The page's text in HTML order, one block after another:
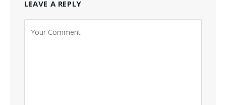
LEAVE A REPLY